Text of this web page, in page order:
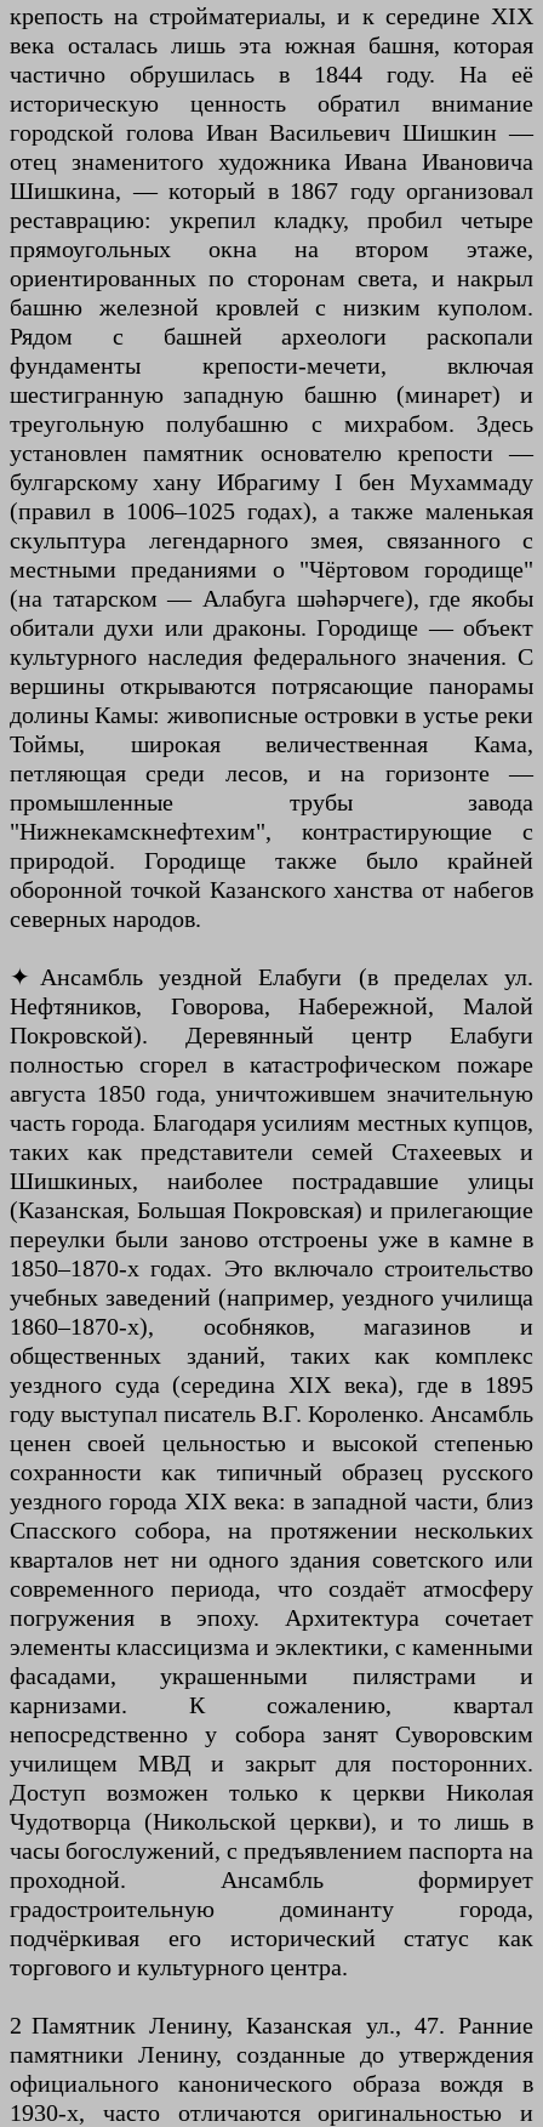
крепость на стройматериалы, и к середине XIX
века осталась лишь эта южная башня, которая
частично обрушилась в 1844 году. На её
историческую ценность обратил внимание
городской голова Иван Васильевич Шишкин —
отец знаменитого художника Ивана Ивановича
Шишкина, — который в 1867 году организовал
реставрацию: укрепил кладку, пробил четыре
прямоугольных окна на втором этаже,
ориентированных по сторонам света, и накрыл
башню железной кровлей с низким куполом.
Рядом с башней археологи раскопали
фундаменты крепости-мечети, включая
шестигранную западную башню (минарет) и
треугольную полубашню с михрабом. Здесь
установлен памятник основателю крепости —
булгарскому хану Ибрагиму I бен Мухаммаду
(правил в 1006–1025 годах), а также маленькая
скульптура легендарного змея, связанного с
местными преданиями о "Чёртовом городище"
(на татарском — Алабуга шәһәрчеге), где якобы
обитали духи или драконы. Городище — объект
культурного наследия федерального значения. С
вершины открываются потрясающие панорамы
долины Камы: живописные островки в устье реки
Тоймы, широкая величественная Кама,
петляющая среди лесов, и на горизонте —
промышленные трубы завода
"Нижнекамскнефтехим", контрастирующие с
природой. Городище также было крайней
оборонной точкой Казанского ханства от набегов
северных народов.
✦ Ансамбль уездной Елабуги (в пределах ул.
Нефтяников, Говорова, Набережной, Малой
Покровской). Деревянный центр Елабуги
полностью сгорел в катастрофическом пожаре
августа 1850 года, уничтожившем значительную
часть города. Благодаря усилиям местных купцов,
таких как представители семей Стахеевых и
Шишкиных, наиболее пострадавшие улицы
(Казанская, Большая Покровская) и прилегающие
переулки были заново отстроены уже в камне в
1850–1870-х годах. Это включало строительство
учебных заведений (например, уездного училища
1860–1870-х), особняков, магазинов и
общественных зданий, таких как комплекс
уездного суда (середина XIX века), где в 1895
году выступал писатель В.Г. Короленко. Ансамбль
ценен своей цельностью и высокой степенью
сохранности как типичный образец русского
уездного города XIX века: в западной части, близ
Спасского собора, на протяжении нескольких
кварталов нет ни одного здания советского или
современного периода, что создаёт атмосферу
погружения в эпоху. Архитектура сочетает
элементы классицизма и эклектики, с каменными
фасадами, украшенными пилястрами и
карнизами. К сожалению, квартал
непосредственно у собора занят Суворовским
училищем МВД и закрыт для посторонних.
Доступ возможен только к церкви Николая
Чудотворца (Никольской церкви), и то лишь в
часы богослужений, с предъявлением паспорта на
проходной. Ансамбль формирует
градостроительную доминанту города,
подчёркивая его исторический статус как
торгового и культурного центра.
2 Памятник Ленину, Казанская ул., 47. Ранние
памятники Ленину, созданные до утверждения
официального канонического образа вождя в
1930-х, часто отличаются оригинальностью и